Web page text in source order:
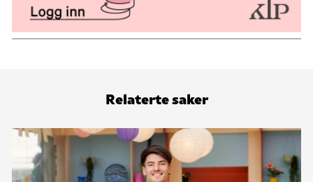
Relaterte saker